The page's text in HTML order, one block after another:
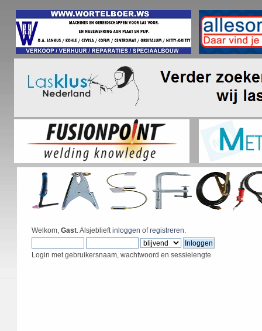
Welkom, Gast. Alsjeblieftinloggen ofregistreren.
Login met gebruikersnaam, wachtwoord en sessielengte